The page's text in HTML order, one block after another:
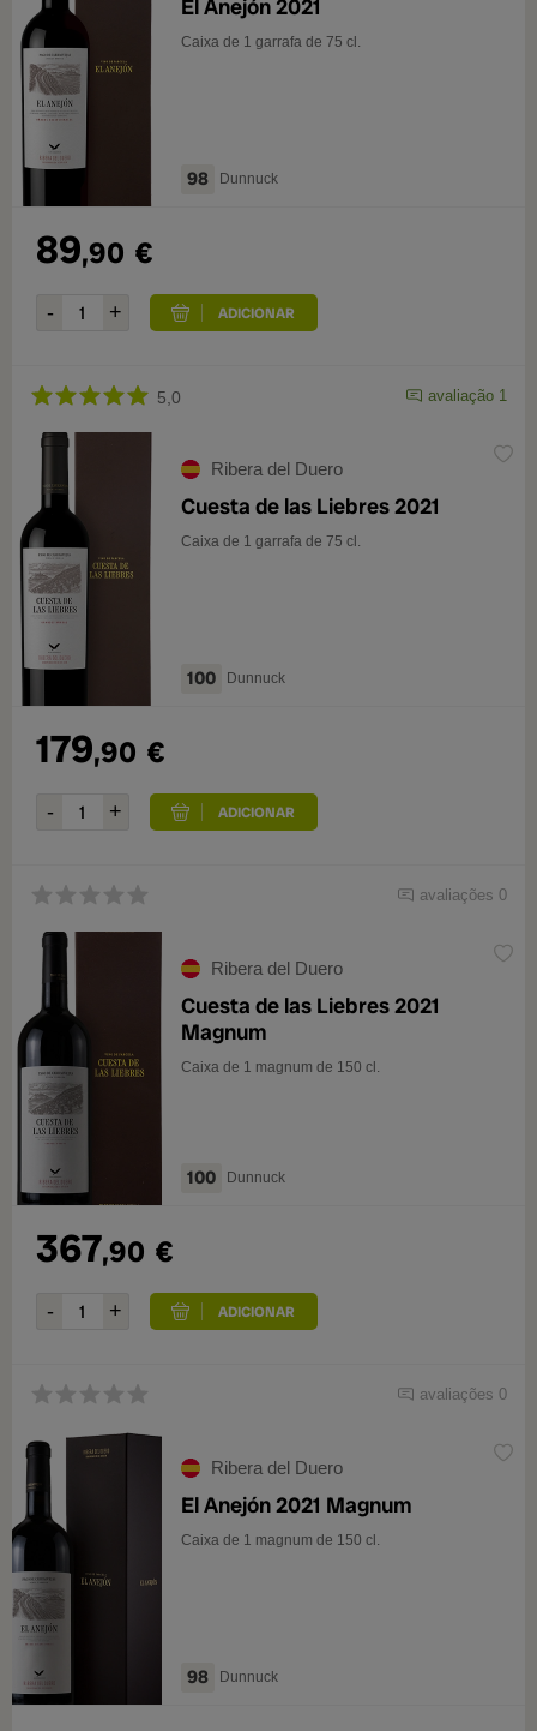
El Anejón 2021
Caixa de 1 garrafa de 75 cl.
98 Dunnuck
89,90 €
5,0 avaliação 1
Ribera del Duero
Cuesta de las Liebres 2021
Caixa de 1 garrafa de 75 cl.
100 Dunnuck
179,90 €
avaliações 0
Ribera del Duero
Cuesta de las Liebres 2021
Magnum
Caixa de 1 magnum de 150 cl.
100 Dunnuck
367,90 €
avaliações 0
Ribera del Duero
El Anejón 2021 Magnum
Caixa de 1 magnum de 150 cl.
98 Dunnuck